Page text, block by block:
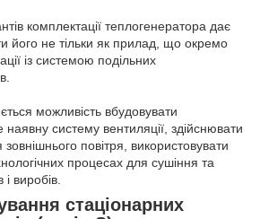
комплектації теплогенератора дає
його не тільки як прилад, що окремо
із системою подільних
можливість вбудовувати
систему вентиляції, здійснювати
зовнішнього повітря, використовувати
процесах для сушіння та
виробів.
стаціонарних